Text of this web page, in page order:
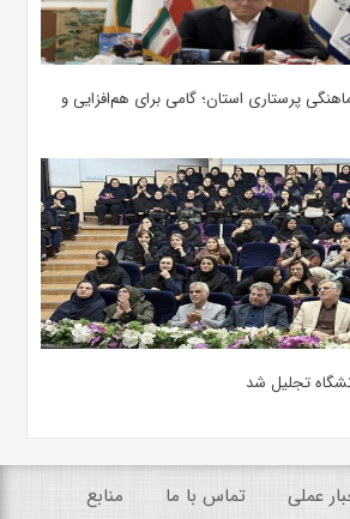
پرستاری استان؛ گامی برای هم‌افزایی و
تجلیل شد
عملی تماس با ما منابع